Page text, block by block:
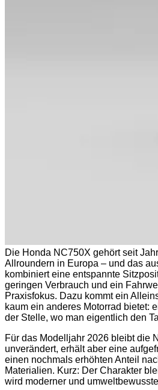
Die Honda NC750X gehört seit
Allroundern in Europa – und das
kombiniert eine entspannte
geringen Verbrauch und ein
Praxisfokus. Dazu kommt ein
kaum ein anderes Motorrad bietet:
der Stelle, wo man eigentlich den
Für das Modelljahr 2026 bleibt die
unverändert, erhält aber eine
einen nochmals erhöhten Anteil
Materialien. Kurz: Der Charakter
wird moderner und